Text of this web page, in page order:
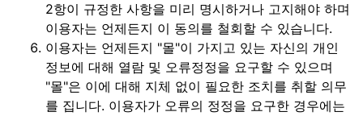
2항이 규정한 사항을 미리 명시하거나 고지해야 하며
이용자는 언제든지 이 동의를 철회할 수 있습니다.
이용자는 언제든지 "몰"이 가지고 있는 자신의 개인
정보에 대해 열람 및 오류정정을 요구할 수 있으며
"몰"은 이에 대해 지체 없이 필요한 조치를 취할 의무
를 집니다. 이용자가 오류의 정정을 요구한 경우에는